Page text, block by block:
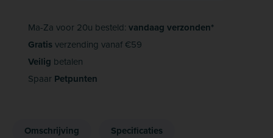
Ma-Za voor 20u besteld: vandaag verzonden*
Gratisverzending vanaf €59
Veilig betalen
Spaar Petpunten
Omschrijving Specificaties